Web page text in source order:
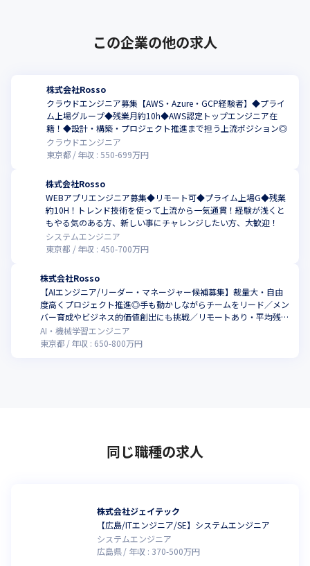
この企業の他の求人
株式会社Rosso
クラウドエンジニア募集【AWS・Azure・GCP経験者】◆プライ
ム上場グループ◆残業月約10h◆AWS認定トップエンジニア在
籍！◆設計・構築・プロジェクト推進まで担う上流ポジション◎
クラウドエンジニア
東京都
年収 :550-699万円
株式会社Rosso
WEBアプリエンジニア募集◆リモート可◆プライム上場G◆残業
約10H！トレンド技術を使って上流から一気通貫！経験が浅くと
もやる気のある方、新しい事にチャレンジしたい方、大歓迎！
システムエンジニア
東京都
年収 : 450-700万円
株式会社Rosso
【AIエンジニア/リーダー・マネージャー候補募集】裁量大・自由
度高くプロジェクト推進◎手も動かしながらチームをリード／メン
バー育成やビジネス的価値創出にも挑戦／リモートあり・平均残業
10H程度／AI領域で自らの経験を最大化したい方歓迎！
AI・機械学習エンジニア
東京都
年収 : 650-800万円
同じ職種の求人
株式会社ジェイテック
【広島/ITエンジニア/SE】システムエンジニア
システムエンジニア
広島県
年収 : 370-500万円